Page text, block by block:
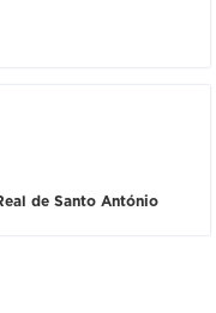
de Santo António